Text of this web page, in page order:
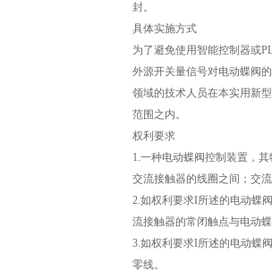
封。
具体实施方式
为了避免使用智能控制器或
外源开关量信号对电动蝶阀
领域的技术人员在本实用新
范围之内。
权利要求
1.一种电动蝶阀控制装置，
交流接触器的线圈之间；交
2.如权利要求I所述的电动蝶
流接触器的常闭触点与电动
3.如权利要求I所述的电动蝶
零线。